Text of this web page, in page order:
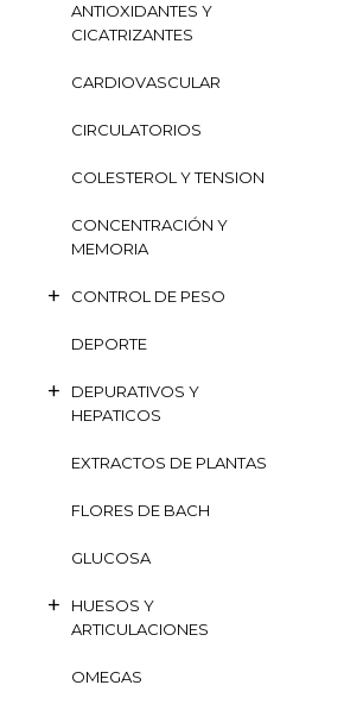
ANTIOXIDANTES Y
CICATRIZANTES
CARDIOVASCULAR
CIRCULATORIOS
COLESTEROL Y TENSION
CONCENTRACIÓN Y
MEMORIA
CONTROL DE PESO
DEPORTE
DEPURATIVOS Y
HEPATICOS
EXTRACTOS DE PLANTAS
FLORES DE BACH
GLUCOSA
HUESOS Y
ARTICULACIONES
OMEGAS